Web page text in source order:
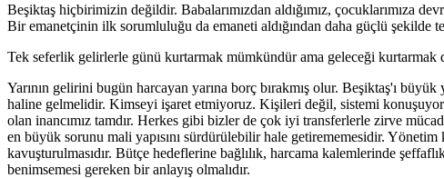
Beşiktaş hiçbirimizin değildir. Babalarımızdan aldığımız, çocuklarımıza
Bir emanetçinin ilk sorumluluğu da emaneti aldığından daha güçlü şekilde
Tek seferlik gelirlerle günü kurtarmak mümkündür ama geleceği kurtarmak
Yarının gelirini bugün harcayan yarına borç bırakmış olur. Beşiktaş'ı
haline gelmelidir. Kimseyi işaret etmiyoruz. Kişileri değil, sistemi
olan inancımız tamdır. Herkes gibi bizler de çok iyi transferlerle zirve
en büyük sorunu mali yapısını sürdürülebilir hale getirememesidir.
kavuşturulmasıdır. Bütçe hedeflerine bağlılık, harcama kalemlerinde
benimsemesi gereken bir anlayış olmalıdır.